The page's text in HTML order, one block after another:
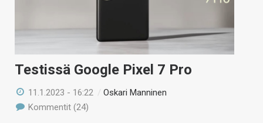
Testissä Google Pixel 7 Pro
11.1.2023 - 16:22 /Oskari Manninen
Kommentit (24)